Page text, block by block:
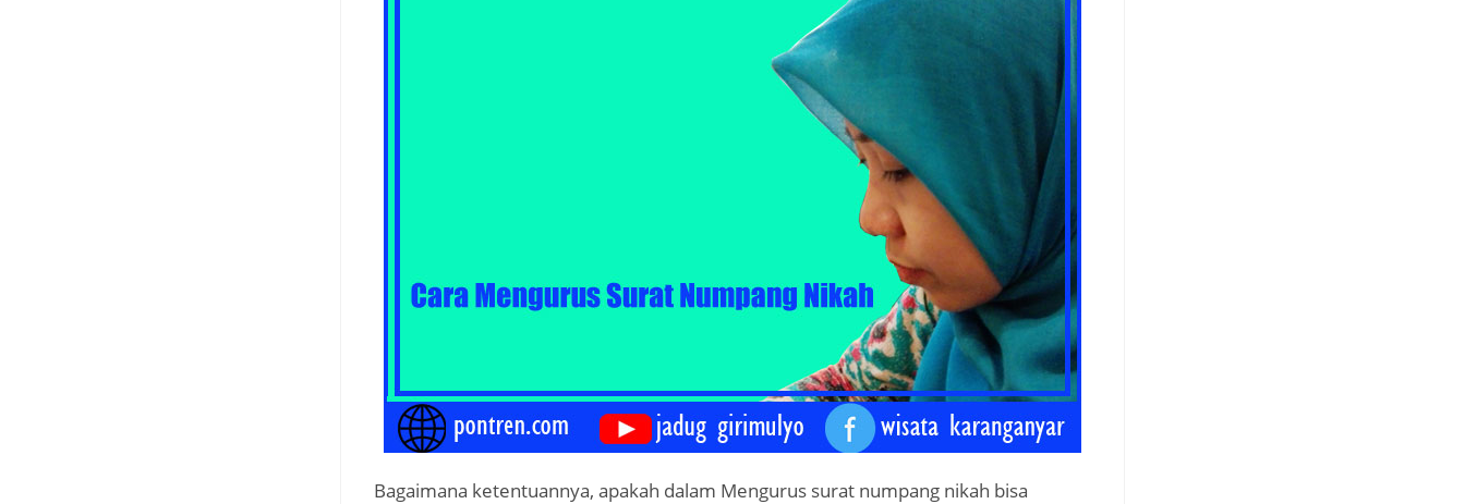
Bagaimana ketentuannya, apakah dalam Mengurus surat numpang nikah bisa